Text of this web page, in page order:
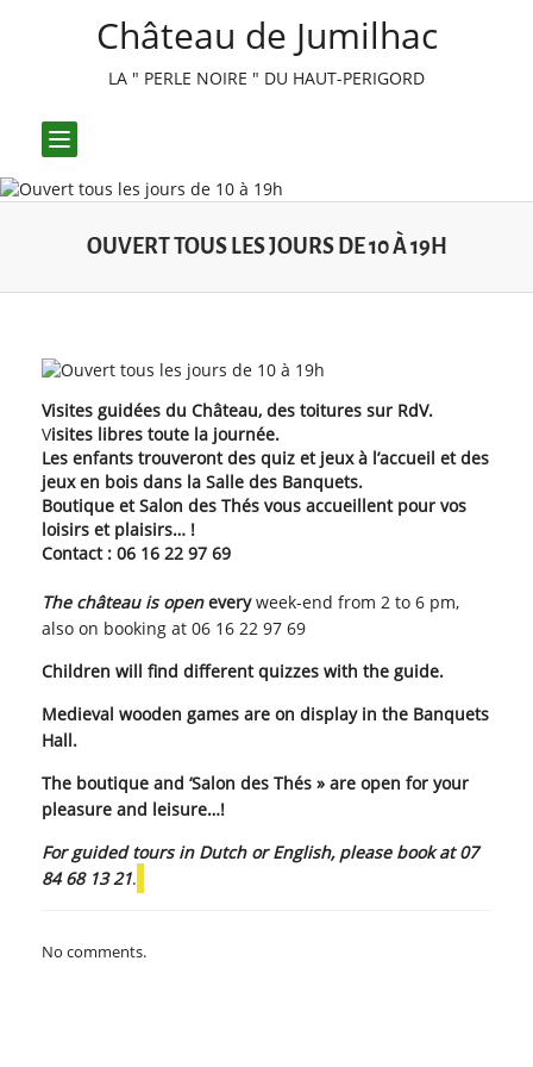
Château de Jumilhac
LA " PERLE NOIRE " DU HAUT-PERIGORD
Toggle
navigation
OUVERT TOUS LES JOURS DE 10 À 19H
Visites guidées du Château, des toitures sur RdV.
Visites libres toute la journée.
Les enfants trouveront des quiz et jeux à l’accueil et des
jeux en bois dans la Salle des Banquets.
Boutique et Salon des Thés vous accueillent pour vos
loisirs et plaisirs… !
Contact : 06 16 22 97 69
The château is openeveryweek-end from 2 to 6 pm,
also on booking at 06 16 22 97 69
Children will find different quizzes with the guide.
Medieval wooden games are on display in the Banquets
Hall.
The boutique and ‘Salon des Thés » are open for your
pleasure and leisure…!
For guided tours in Dutch or English, please book at 07
84 68 13 21.
No comments.